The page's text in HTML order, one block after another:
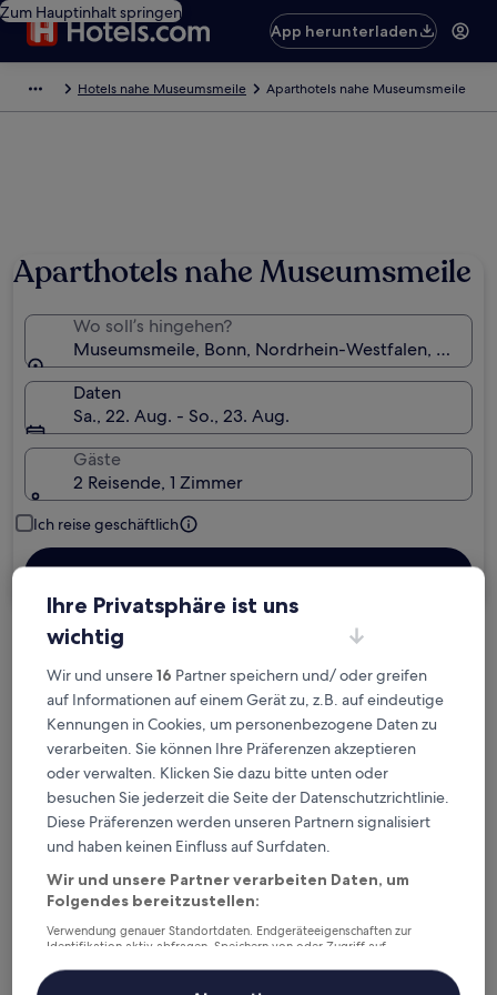
Zum Hauptinhalt springen
App herunterladen
Hotels nahe Museumsmeile Aparthotels nahe Museumsmeile
Aparthotels nahe Museumsmeile
Wo soll’s hingehen?
Museumsmeile, Bonn, Nordrhein-Westfalen,
Daten
Sa., 22. Aug. - So., 23. Aug.
Gäste
2 Reisende, 1 Zimmer
Ich reise geschäftlich
Suchen
Planänderungen
Verdiene Prämien für jede
wahrgenommene Übernachtung
Mehr sparen mit Preisen für Mitglieder
Überprüfe die Preise für diese Daten
Ihre Privatsphäre ist uns
wichtig
Wir und unsere16 Partner speichern und/ oder greifen
auf Informationen auf einem Gerät zu, z.B. auf eindeutige
Kennungen in Cookies, um personenbezogene Daten zu
verarbeiten. Sie können Ihre Präferenzen akzeptieren
oder verwalten. Klicken Sie dazu bitte unten oder
besuchen Sie jederzeit die Seite der Datenschutzrichtlinie.
Diese Präferenzen werden unseren Partnern signalisiert
und haben keinen Einfluss auf Surfdaten.
Wir und unsere Partner verarbeiten Daten, um
Folgendes bereitzustellen:
Verwendung genauer Standortdaten. Endgeräteeigenschaften zur
Identifikation aktiv abfragen. Speichern von oder Zugriff auf
Inhalte, Messung von Werbeleistung und der Performance von Inhalten,